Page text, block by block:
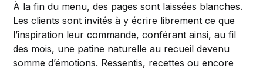
À la fin du menu, des pages sont laissées blanches.
Les clients sont invités à y écrire librement ce que
l’inspiration leur commande, conférant ainsi, au fil
des mois, une patine naturelle au recueil devenu
somme d’émotions. Ressentis, recettes ou encore